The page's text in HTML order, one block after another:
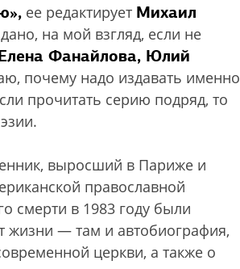
ее редактирует Михаил
на мой взгляд, если не
Фанайлова, Юлий
почему надо издавать именно
прочитать серию подряд, то
выросший в Париже и
православной
смерти в 1983 году были
жизни — там и автобиография,
церкви, а также о